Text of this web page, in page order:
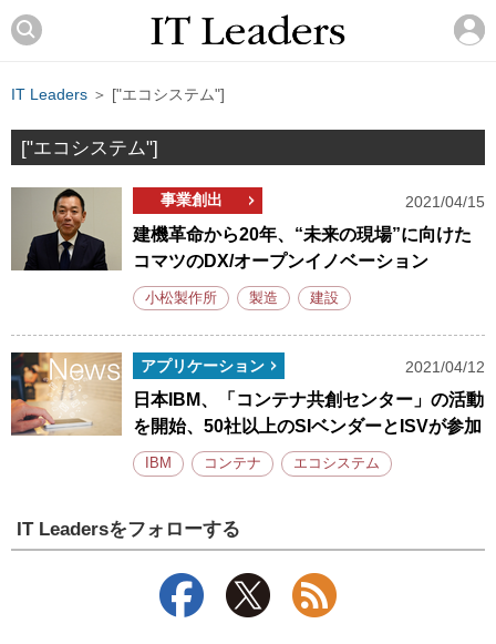
IT Leaders ＞ ["エコシステム"]
["エコシステム"]
事業創出 2021/04/15
建機革命から20年、“未来の現場”に向けた
コマツのDX/オープンイノベーション
小松製作所 製造 建設
アプリケーション 2021/04/12
日本IBM、「コンテナ共創センター」の活動
を開始、50社以上のSIベンダーとISVが参加
IBM コンテナ エコシステム
IT Leadersをフォローする